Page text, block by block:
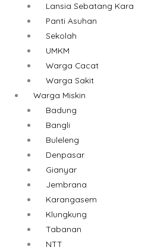
Lansia Sebatang Kara
Panti Asuhan
Sekolah
UMKM
Warga Cacat
Warga Sakit
Warga Miskin
Badung
Bangli
Buleleng
Denpasar
Gianyar
Jembrana
Karangasem
Klungkung
Tabanan
NTT